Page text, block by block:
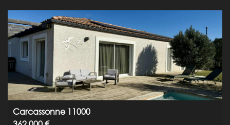
Carcassonne 11000